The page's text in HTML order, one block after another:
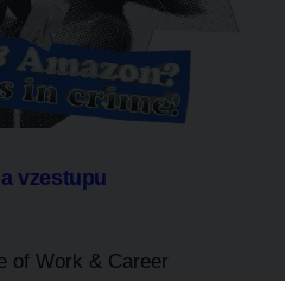
vzestupu
of Work & Career